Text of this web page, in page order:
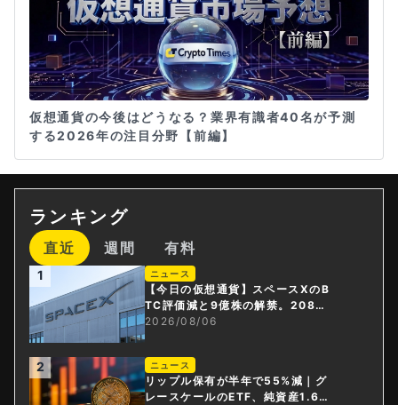
仮想通貨の今後はどうなる？業界有識者40名が予測
する2026年の注目分野【前編】
ランキング
直近 週間 有料
1 ニュース
【今日の仮想通貨】スペースXのB
TC評価減と9億株の解禁。208億
円相当のBTCが盗難
2026/08/06
2 ニュース
リップル保有が半年で55%減｜グ
レースケールのETF、純資産1.6億